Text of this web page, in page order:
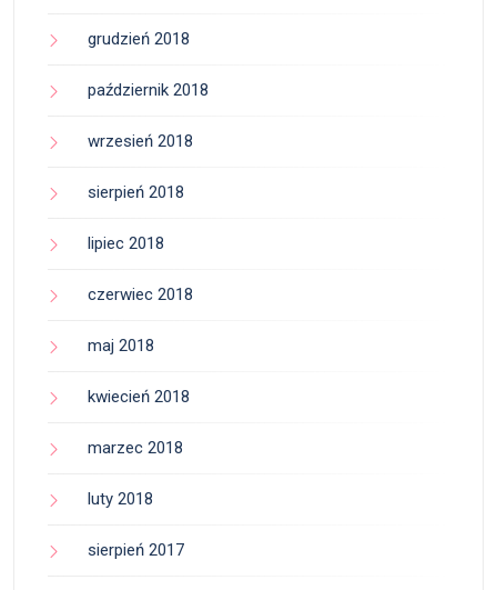
grudzień 2018
październik 2018
wrzesień 2018
sierpień 2018
lipiec 2018
czerwiec 2018
maj 2018
kwiecień 2018
marzec 2018
luty 2018
sierpień 2017